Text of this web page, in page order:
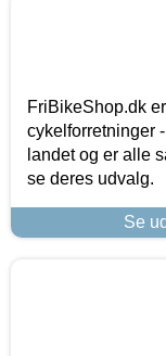
FriBikeShop.dk
cykelforretninger
landet og er alle
se deres udvalg.
Se